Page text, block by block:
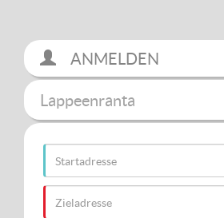
ANMELDEN
Lappeenranta